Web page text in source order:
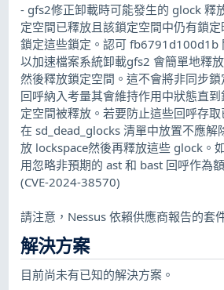
- gfs2修正卸載時可能發生的 glock 釋
定空間已釋放且該鎖定空間中仍有鎖
鎖定這些鎖定。認可 fb6791d100d1b
以加速檔案系統卸載gfs2 會簡單地釋
然後釋放鎖定空間。這不會將非同步
回呼納入考量其會維持作用中狀態直
定空間被釋放。若要防止這些回呼存
在 sd_dead_glocks 清單中放置不應解
放 lockspace然後再釋放這些 glock。
用忽略非預期的 ast 和 bast 回呼作為
(CVE-2024-38570)
請注意，Nessus 依賴供應商報告的套
解決方案
目前尚未有已知的解決方案。